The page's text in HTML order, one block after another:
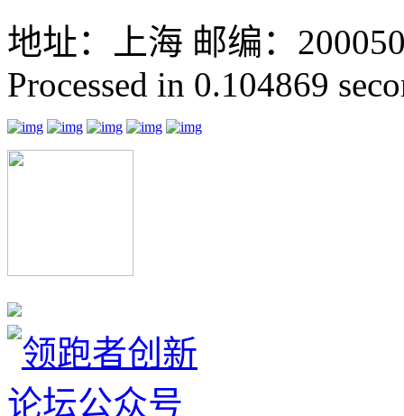
地址：上海 邮编：
Processed in 0.104869